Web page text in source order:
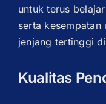
untuk terus
serta
jenjang tertinggi
Kualitas